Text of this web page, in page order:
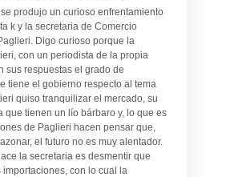
produjo un curioso enfrentamiento
k y la secretaria de Comercio
Digo curioso porque la
con un periodista de la propia
sus respuestas el grado de
tiene el gobierno respecto al tema
quiso tranquilizar el mercado, su
que tienen un lío bárbaro y, lo que es
de Paglieri hacen pensar que,
el futuro no es muy alentador.
la secretaria es desmentir que
importaciones, con lo cual la